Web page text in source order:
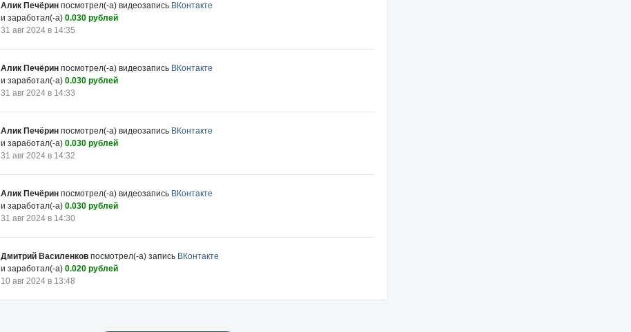
Алик Печёрин посмотрел(-а) видеозапись ВКонтакте
и заработал(-а) 0.030 рублей
31 авг 2024 в 14:35
Алик Печёрин посмотрел(-а) видеозапись ВКонтакте
и заработал(-а) 0.030 рублей
31 авг 2024 в 14:33
Алик Печёрин посмотрел(-а) видеозапись ВКонтакте
и заработал(-а) 0.030 рублей
31 авг 2024 в 14:32
Алик Печёрин посмотрел(-а) видеозапись ВКонтакте
и заработал(-а) 0.030 рублей
31 авг 2024 в 14:30
Дмитрий Василенков посмотрел(-а) запись ВКонтакте
и заработал(-а) 0.020 рублей
10 авг 2024 в 13:48